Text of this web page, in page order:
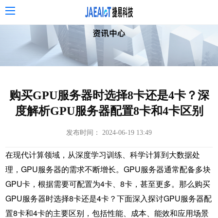
购买GPU服务器时选择8卡还是4卡？深
度解析GPU服务器配置8卡和4卡区别
发布时间： 2024-06-19 13:49
在现代计算领域，从深度学习训练、科学计算到大数据处
理，GPU服务器的需求不断增长。GPU服务器通常配备多块
GPU卡，根据需要可配置为4卡、8卡，甚至更多。那么购买
GPU服务器时选择8卡还是4卡？下面深入探讨GPU服务器配
置8卡和4卡的主要区别，包括性能、成本、能效和应用场景